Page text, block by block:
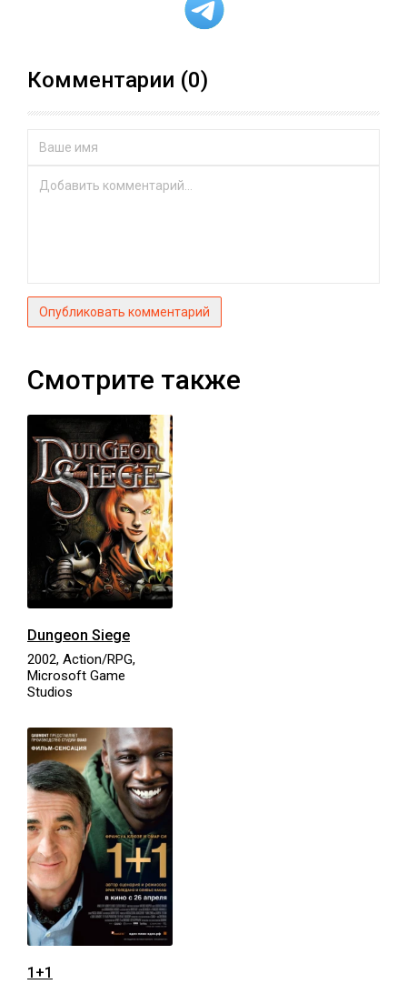
Комментарии (0)
Опубликовать комментарий
Смотрите также
Dungeon Siege
2002, Action/RPG,
Microsoft Game
Studios
1+1